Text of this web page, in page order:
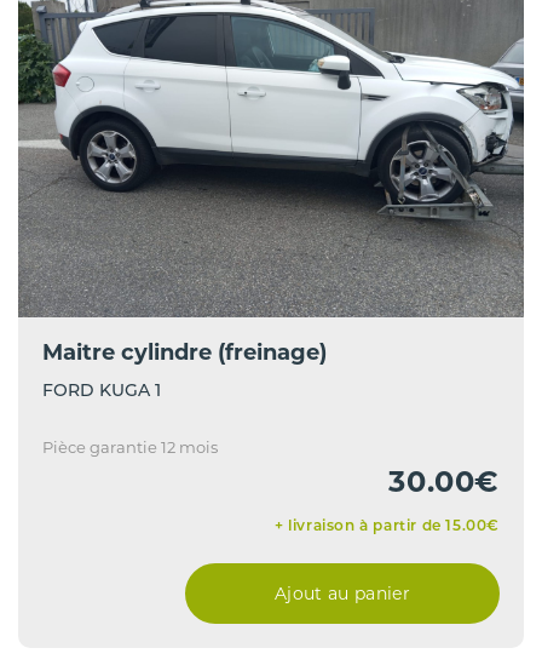
Maitre cylindre (freinage)
FORD KUGA 1
Pièce garantie 12 mois
30.00€
+ livraison à partir de 15.00€
Ajout au panier